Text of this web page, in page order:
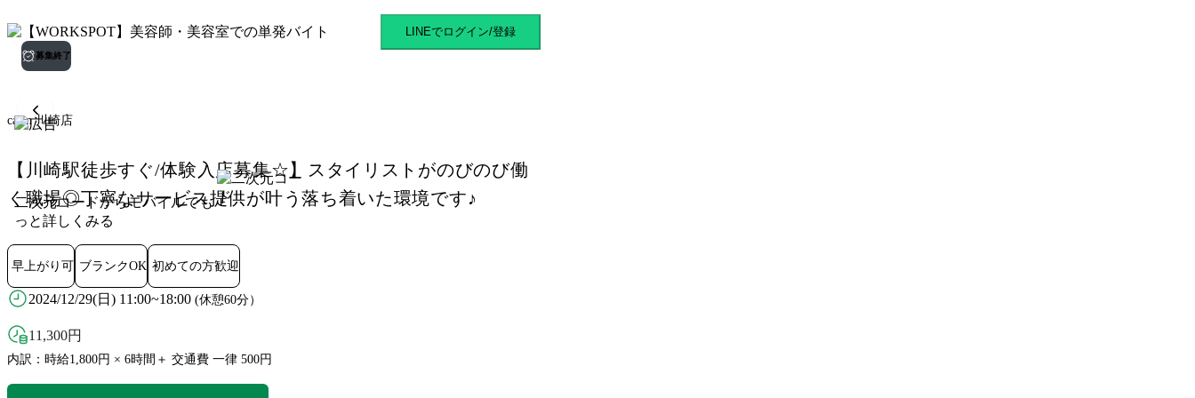
二次元コードからモバイルでも
っと詳しくみる
carin 川崎店 京急川崎駅のスキマバイト
LINEでログイン/登録
募集終了
carin 川崎店
【川崎駅徒歩すぐ/体験入店募集☆】スタイリストがのびのび働
く職場◎丁寧なサービス提供が叶う落ち着いた環境です♪
早上がり可 ブランクOK 初めての方歓迎
2024/12/29(日) 11:00~18:00 (休憩60分）
11,300円
内訳：時給1,800円 × 6時間＋ 交通費 一律 500円